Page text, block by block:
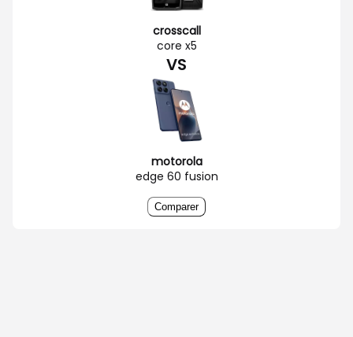
crosscall
core x5
VS
motorola
edge 60 fusion
Comparer